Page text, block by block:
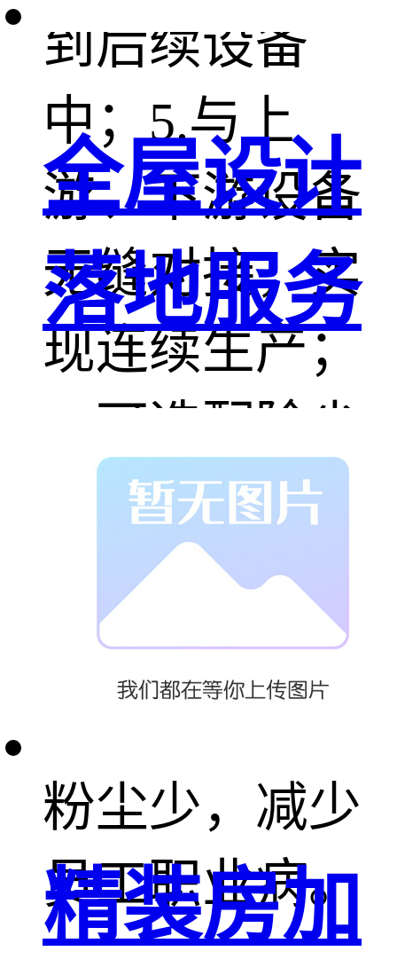
到后续设备
中；5.与上
游、下游设备
无缝对接，实
现连续生产；
6. 可选配除尘
设备，设计符
合环保；7. 效
率高，减少员
粉尘少，减少
员工职业病。
全屋设计
落地服务
精装房加